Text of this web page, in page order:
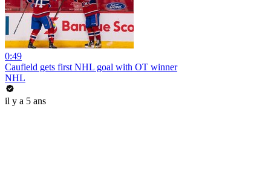
0:49
Caufield gets first NHL goal with OT winner
NHL
il y a 5 ans